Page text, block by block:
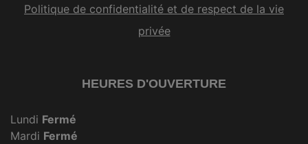
Politique de confidentialité et de respect de la vie
privée
HEURES D'OUVERTURE
Lundi Fermé
Mardi Fermé